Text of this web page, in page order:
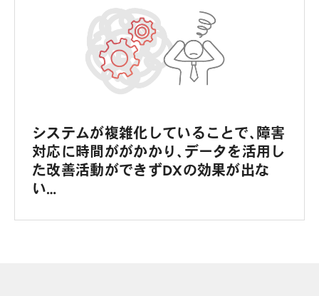
システムが複雑化していることで、障害
対応に時間ががかかり、データを活用し
た改善活動ができずDXの効果が出な
い…